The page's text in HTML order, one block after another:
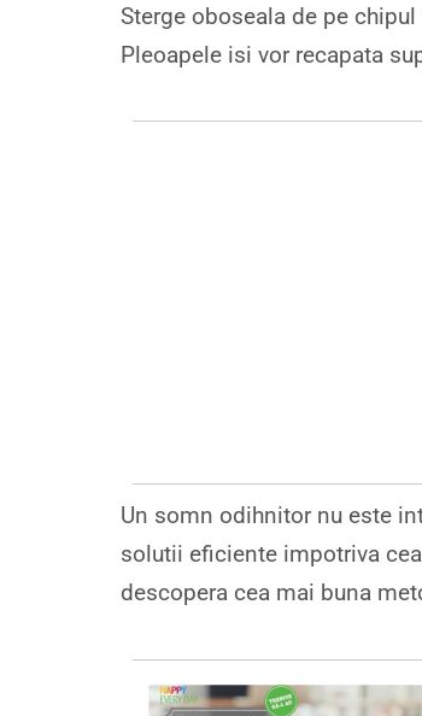
Sterge oboseala de pe
Pleoapele isi vor recapata
Un somn odihnitor nu este
solutii eficiente impotriva
descopera cea mai buna